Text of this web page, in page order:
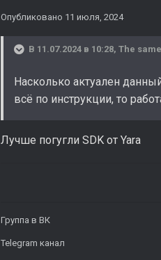
Опубликовано 11 июля, 2024
В 11.07.2024 в 10:28, The
Насколько актуален
всё по инструкции, то
Лучше погугли SDK от Yara
Группа в ВК
Telegram канал